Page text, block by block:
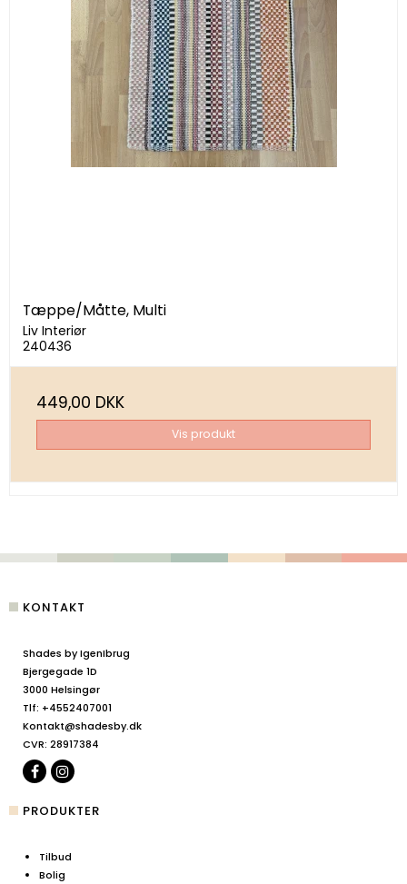
Tæppe/Måtte, Multi
Liv Interiør
240436
449,00 DKK
Vis produkt
KONTAKT
Shades by IgenIbrug
Bjergegade 1D
3000 Helsingør
Tlf: +4552407001
Kontakt@shadesby.dk
CVR: 28917384
PRODUKTER
Tilbud
Bolig